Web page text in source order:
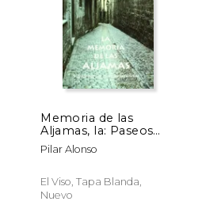
Memoria de las
Aljamas, la: Paseos
por las Juderías
Pilar Alonso
El Viso, Tapa Blanda,
Nuevo